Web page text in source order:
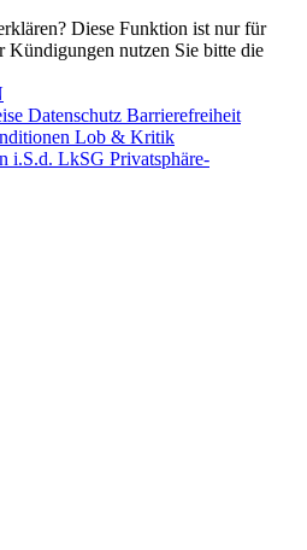
Diese Funktion ist nur für
Kündigungen nutzen Sie bitte die
Datenschutz Barrierefreiheit
Lob & Kritik
i.S.d. LkSG Privatsphäre-